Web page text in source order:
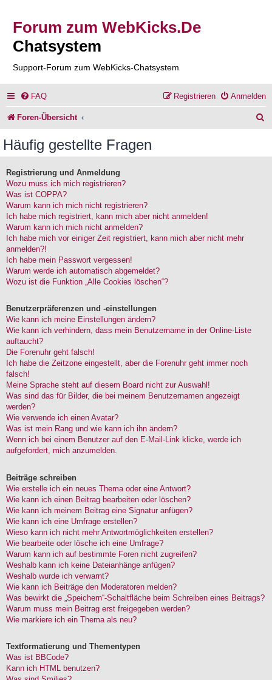
Forum zum WebKicks.De
Chatsystem
Support-Forum zum WebKicks-Chatsystem
FAQ Anmelden
Registrieren
Foren-Übersicht
Häufig gestellte Fragen
Registrierung und Anmeldung
Wozu muss ich mich registrieren?
Was ist COPPA?
Warum kann ich mich nicht registrieren?
Ich habe mich registriert, kann mich aber nicht anmelden!
Warum kann ich mich nicht anmelden?
Ich habe mich vor einiger Zeit registriert, kann mich aber nicht mehr
anmelden?!
Ich habe mein Passwort vergessen!
Warum werde ich automatisch abgemeldet?
Wozu ist die Funktion „Alle Cookies löschen“?
Benutzerpräferenzen und -einstellungen
Wie kann ich meine Einstellungen ändern?
Wie kann ich verhindern, dass mein Benutzername in der Online-Liste
auftaucht?
Die Forenuhr geht falsch!
Ich habe die Zeitzone eingestellt, aber die Forenuhr geht immer noch
falsch!
Meine Sprache steht auf diesem Board nicht zur Auswahl!
Was sind das für Bilder, die bei meinem Benutzernamen angezeigt
werden?
Wie verwende ich einen Avatar?
Was ist mein Rang und wie kann ich ihn ändern?
Wenn ich bei einem Benutzer auf den E-Mail-Link klicke, werde ich
aufgefordert, mich anzumelden.
Beiträge schreiben
Wie erstelle ich ein neues Thema oder eine Antwort?
Wie kann ich einen Beitrag bearbeiten oder löschen?
Wie kann ich meinem Beitrag eine Signatur anfügen?
Wie kann ich eine Umfrage erstellen?
Wieso kann ich nicht mehr Antwortmöglichkeiten erstellen?
Wie bearbeite oder lösche ich eine Umfrage?
Warum kann ich auf bestimmte Foren nicht zugreifen?
Weshalb kann ich keine Dateianhänge anfügen?
Weshalb wurde ich verwarnt?
Wie kann ich Beiträge den Moderatoren melden?
Was bewirkt die „Speichern“-Schaltfläche beim Schreiben eines Beitrags?
Warum muss mein Beitrag erst freigegeben werden?
Wie markiere ich ein Thema als neu?
Textformatierung und Thementypen
Was ist BBCode?
Kann ich HTML benutzen?